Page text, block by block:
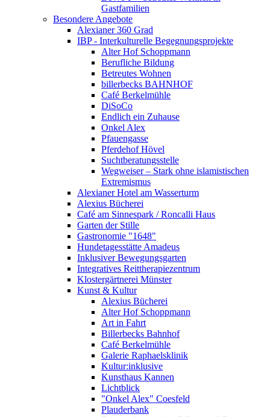
Gastfamilien
Besondere Angebote
Alexianer 360 Grad
IBP - Interkulturelle Begegnungsprojekte
Alter Hof Schoppmann
Berufliche Bildung
Betreutes Wohnen
billerbecks BAHNHOF
Café Berkelmühle
DiSoCo
Endlich ein Zuhause
Onkel Alex
Pfauengasse
Pferdehof Hövel
Suchtberatungsstelle
Wegweiser – Stark ohne islamistischen
Extremismus
Alexianer Hotel am Wasserturm
Alexius Bücherei
Café am Sinnespark / Roncalli Haus
Garten der Stille
Gastronomie "1648"
Hundetagesstätte Amadeus
Inklusiver Bewegungsgarten
Integratives Reittherapiezentrum
Klostergärtnerei Münster
Kunst & Kultur
Alexius Bücherei
Alter Hof Schoppmann
Art in Fahrt
Billerbecks Bahnhof
Café Berkelmühle
Galerie Raphaelsklinik
Kultur:inklusive
Kunsthaus Kannen
Lichtblick
"Onkel Alex" Coesfeld
Plauderbank